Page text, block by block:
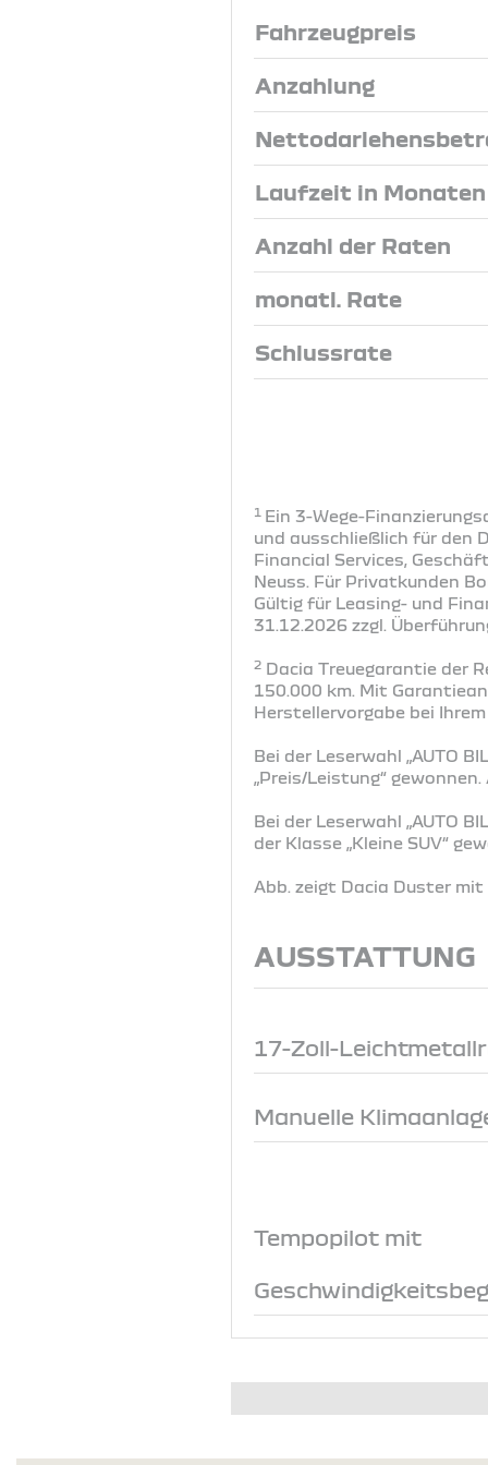
Fahrzeugpreis
Anzahlung
Laufzeit in Monaten
Anzahl der Raten
monatl. Rate
Schlussrate
1 Ein 3-Wege-
und ausschließlich für den
Financial Services,
Neuss. Für Privatkunden
Gültig für Leasing- und
31.12.2026 zzgl.
2 Dacia Treuegarantie der
150.000 km. Mit
Herstellervorgabe bei
Bei der Leserwahl „AUTO
„Preis/Leistung“
Bei der Leserwahl „AUTO
der Klasse „Kleine SUV“
Abb. zeigt Dacia Duster
AUSSTATTUNG
17-Zoll-
Manuelle
Tempopilot mit